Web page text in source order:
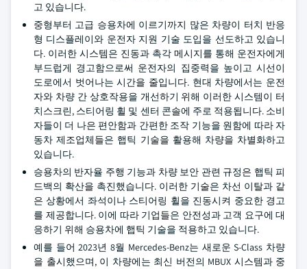
고 있습니다.
중형부터 고급 승용차에 이르기까지 많은 차량이 터치 반응
형 디스플레이와 운전자 지원 기술 도입을 선도하고 있습니
다. 이러한 시스템은 진동과 촉각 메시지를 통해 운전자에게
부드럽게 경고함으로써 운전자의 집중력을 높이고 시선이
도로에서 벗어나는 시간을 줄입니다. 현대 차량에서는 운전
자와 차량 간 상호작용을 개선하기 위해 이러한 시스템이 터
치스크린, 스티어링 휠 및 센터 콘솔에 주로 적용됩니다. 소비
자들이 더 나은 편안함과 간편한 조작 기능을 원함에 따라 자
동차 제조업체들은 햅틱 기술을 활용해 차량을 차별화하고
있습니다.
승용차의 반자율 주행 기능과 차량 보안 관련 규정은 햅틱 피
드백의 확산을 촉진했습니다. 이러한 기술은 차선 이탈과 같
은 상황에서 좌석이나 스티어링 휠을 진동시켜 중요한 경고
를 제공합니다. 이에 따라 기업들은 안전성과 고객 요구에 대
응하기 위해 승용차에 햅틱 기술을 적용하고 있습니다.
예를 들어 2023년 8월 Mercedes-Benz는 새로운 S-Class 차량
을 출시했으며, 이 차량에는 최신 버전의 MBUX 시스템과 중